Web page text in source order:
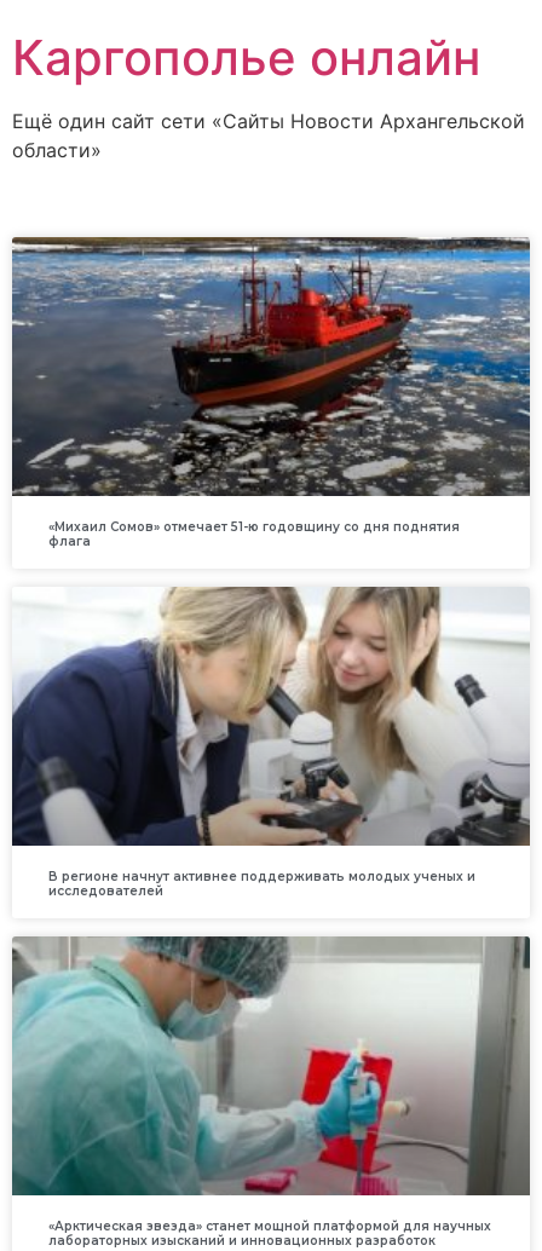
Каргополье онлайн
Ещё один сайт сети «Сайты Новости Архангельской
области»
«Михаил Сомов» отмечает 51-ю годовщину со дня поднятия
флага
В регионе начнут активнее поддерживать молодых ученых и
исследователей
«Арктическая звезда» станет мощной платформой для научных
лабораторных изысканий и инновационных разработок